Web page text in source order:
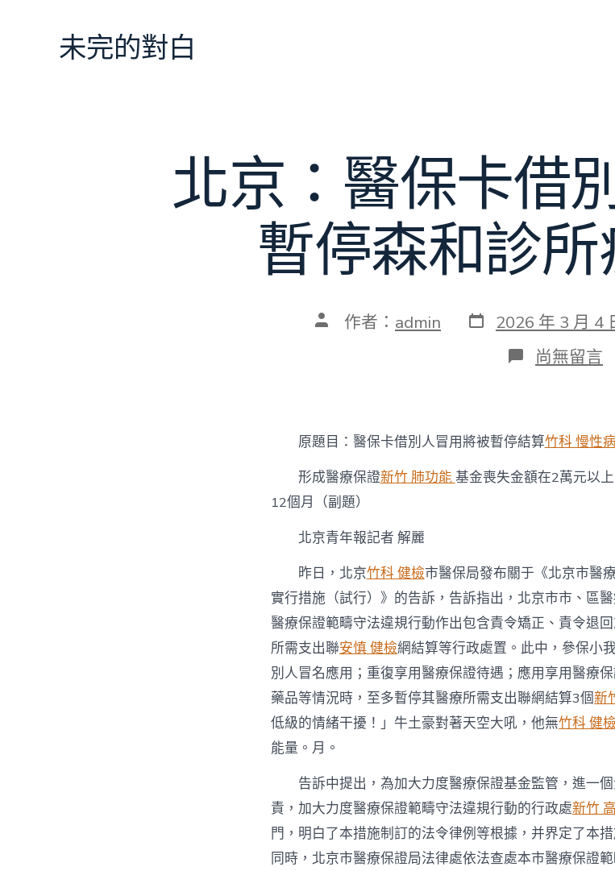
未完的對白
北京：醫保卡借
暫停森和診
文 作者： admin 發
表
2026 年 3 月 4
在
〈北
卡
借
別
人
暫
停
森
和
診
所
疫
苗
結
算〉
中
尚無留言
原題目：醫保卡借別人冒用將被暫停結算竹科 慢性
形成醫療保證新竹 肺功能基金喪失金額在2萬元以
12個月（副題）
北京青年報記者 解麗
昨日，北京竹科 健檢市醫保局發布關于《北京市醫
實行措施（試行）》的告訴，告訴指出，北京市市、區
醫療保證範疇守法違規行動作出包含責令矯正、責令退
所需支出聯安慎 健檢網結算等行政處置。此中，參保小
別人冒名應用；重復享用醫療保證待遇；應用享用醫療
藥品等情況時，至多暫停其醫療所需支出聯網結算3個新
低級的情緒干擾！」牛土豪對著天空大吼，他無竹科 健檢
能量。月。
告訴中提出，為加大力度醫療保證基金監管，進一
責，加大力度醫療保證範疇守法違規行動的行政處新竹
門，明白了本措施制訂的法令律例等根據，并界定了本
同時，北京市醫療保證局法律處依法查處本市醫療保證